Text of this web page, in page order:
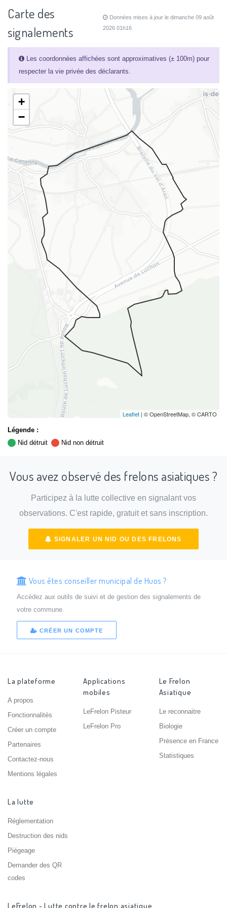
Carte des
signalements
Données mises à jour le dimanche 09 août
2026 01h16
Les coordonnées affichées sont approximatives (± 100m) pour
respecter la vie privée des déclarants.
+
−
Leaflet | © OpenStreetMap, © CARTO
Légende :
Nid détruit
Nid non détruit
Vous avez observé des frelons asiatiques ?
Participez à la lutte collective en signalant vos
observations. C'est rapide, gratuit et sans inscription.
SIGNALER UN NID OU DES FRELONS
Vous êtes conseiller municipal de Huos ?
Accédez aux outils de suivi et de gestion des signalements de
votre commune.
CRÉER UN COMPTE
La plateforme
A propos
Fonctionnalités
Créer un compte
Partenaires
Contactez-nous
Mentions légales
Applications
mobiles
LeFrelon Pisteur
LeFrelon Pro
Le Frelon
Asiatique
Le reconnaitre
Biologie
Présence en France
Statistiques
La lutte
Réglementation
Destruction des nids
Piégeage
Demander des QR
codes
LeFrelon - Lutte contre le frelon asiatique